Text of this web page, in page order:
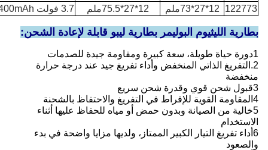
122773
12*27*73ملم 12*27*75.5ملم 3.7 فولت 2400mAh
بطارية الليثيوم البوليمر بطارية ليبو قابلة لإعادة الشحن:
1دورة حياة طويلة، سعة كبيرة ومقاومة جيدة للصدمات
2.التفريغ الذاتي المنخفض وأداء تفريغ جيد عند درجة حرارة
منخفضة
3قبول شحن قوي وقدرة شحن سريع
4المقاومة القوية للإفراط في التفريغ والاحتفاظ بالشحنة
5خالية من الصيانة وبدون حمض أو مياه للحفاظ عليها أثناء
الاستخدام
6أداء تفريغ التيار الكبير الممتاز، ولديها مزايا واضحة في بدء
والصعود